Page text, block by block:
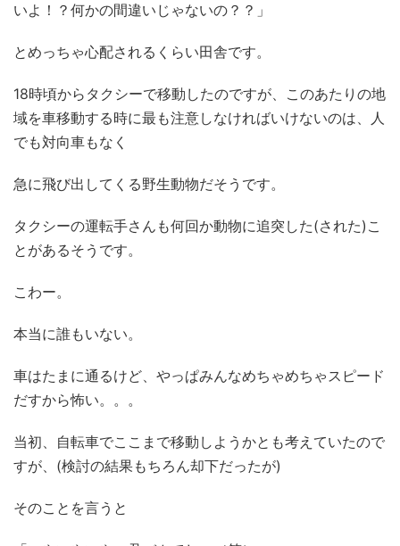
いよ！？何かの間違いじゃないの？？」
とめっちゃ心配されるくらい田舎です。
18時頃からタクシーで移動したのですが、このあたりの地
域を車移動する時に最も注意しなければいけないのは、人
でも対向車もなく
急に飛び出してくる野生動物だそうです。
タクシーの運転手さんも何回か動物に追突した(された)こ
とがあるそうです。
こわー。
本当に誰もいない。
車はたまに通るけど、やっぱみんなめちゃめちゃスピード
だすから怖い。。。
当初、自転車でここまで移動しようかとも考えていたので
すが、(検討の結果もちろん却下だったが)
そのことを言うと